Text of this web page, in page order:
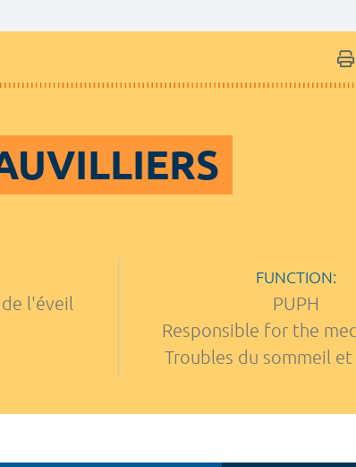
l'éveil
FUNCTION:
PUPH
Responsible for the
Troubles du sommeil